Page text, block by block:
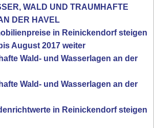
WALD UND TRAUMHAFTE
DER HAVEL
in Reinickendorf steigen
August 2017 weiter
Wald- und Wasserlagen an der
Wald- und Wasserlagen an der
in Reinickendorf steigen